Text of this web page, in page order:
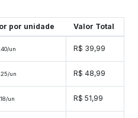
por unidade Valor Total
un R$ 39,99
un R$ 48,99
un R$ 51,99